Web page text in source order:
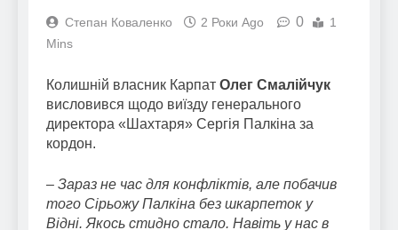
Степан Коваленко 2 Роки Ago 0
1
Mins
Колишній власник Карпат Олег Смалійчук
висловився щодо виїзду генерального
директора «Шахтаря» Сергія Палкіна за
кордон.
– Зараз не час для конфліктів, але побачив
того Сірьожу Палкіна без шкарпеток у
Відні. Якось стидно стало. Навіть у нас в